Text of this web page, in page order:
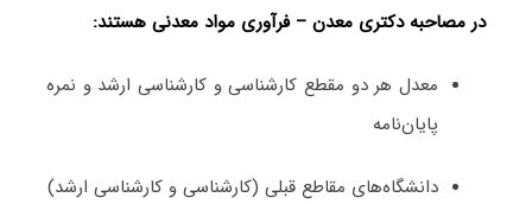
در مصاحبه دکتری معدن – فرآوری مواد معدنی هستند:
معدل هر دو مقطع کارشناسی و کارشناسی ارشد و نمره
پایان‌نامه
دانشگاه‌های مقاطع قبلی (کارشناسی و کارشناسی ارشد)